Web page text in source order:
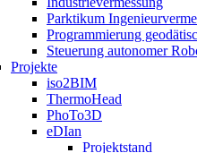
Parktikum
Programmierung
Steuerung autonomer
Projekte
iso2BIM
ThermoHead
PhoTo3D
eDIan
Projektstand